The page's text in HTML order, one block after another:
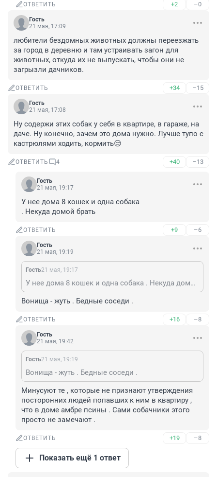
ОТВЕТИТЬ +2 –0
Гость
21 мая, 17:09
любители бездомных животных должны переезжать
за город в деревню и там устраивать загон для
животных, откуда их не выпускать, чтобы они не
загрызли дачников.
ОТВЕТИТЬ +34 –15
Гость
21 мая, 17:08
Ну содержи этих собак у себя в квартире, в гараже, на
даче. Ну конечно, зачем это дома нужно. Лучше тупо с
кастрюлями ходить, кормить😒
ОТВЕТИТЬ 4 +40 –13
Гость
21 мая, 19:17
У нее дома 8 кошек и одна собака
. Некуда домой брать
ОТВЕТИТЬ +9 –6
Гость
21 мая, 19:19
Гость21 мая, 19:17
У нее дома 8 кошек и одна собака . Некуда домой брать
Вонища - жуть . Бедные соседи .
ОТВЕТИТЬ +16 –8
Гость
21 мая, 19:42
Гость21 мая, 19:19
Вонища - жуть . Бедные соседи .
Минусуют те , которые не признают утверждения
посторонних людей попавших к ним в квартиру ,
что в доме амбре псины . Сами собачники этого
просто не замечают .
ОТВЕТИТЬ +19 –8
Показать ещё 1 ответ